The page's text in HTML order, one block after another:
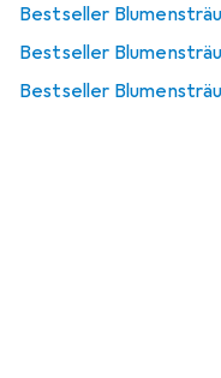
Bestseller
Bestseller
Bestseller